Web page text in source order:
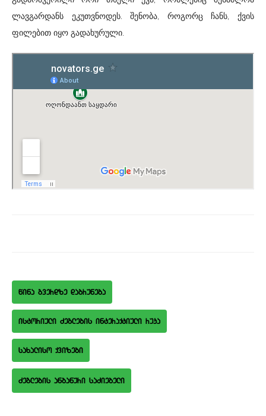
ლავგარდანს ეკუთვნოდეს. შენობა, როგორც ჩანს, ქვის
ფილებით იყო გადახურული.
wina gverdze dabruneba
istoriuli Zeglebis interaqtiuli ruka
saxaliso qvizebi